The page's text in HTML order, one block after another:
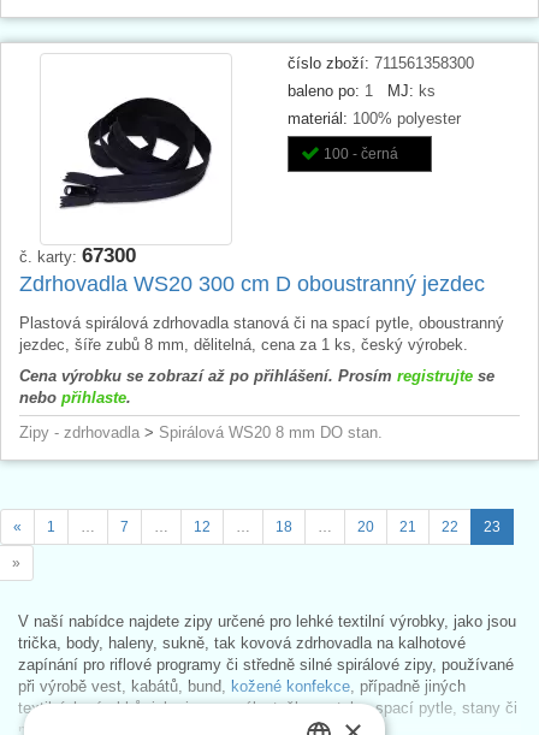
číslo zboží: 711561358300
baleno po: 1 MJ: ks
materiál: 100% polyester
100 - černá
č. karty: 67300
Zdrhovadla WS20 300 cm D oboustranný jezdec
Plastová spirálová zdrhovadla stanová či na spací pytle, oboustranný
jezdec, šíře zubů 8 mm, dělitelná, cena za 1 ks, český výrobek.
Cena výrobku se zobrazí až po přihlášení. Prosím registrujte se
nebo přihlaste.
Zipy - zdrhovadla > Spirálová WS20 8 mm DO stan.
« 1 7 12 18 20 21 22 23
»
V naší nabídce najdete zipy určené pro lehké textilní výrobky, jako jsou
trička, body, haleny, sukně, tak kovová zdrhovadla na kalhotové
zapínání pro riflové programy či středně silné spirálové zipy, používané
při výrobě vest, kabátů, bund, kožené konfekce , případně jiných
textilních výrobků, jako jsou penály, tašky, potahy, spací pytle, stany či
matrace.